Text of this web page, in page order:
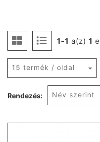
1-1 a(z) 1
15 termék / oldal
Rendezés: Név szerint